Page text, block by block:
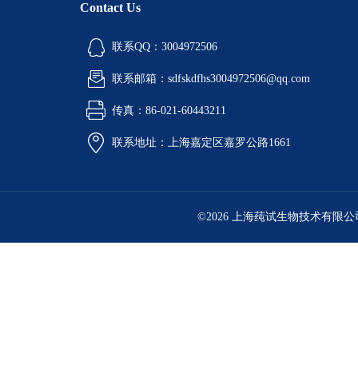
Contact Us
联系QQ：3004972506
联系邮箱：sdfskdfhs3004972506@qq.com
传真：86-021-60443211
联系地址：上海嘉定区嘉罗公路1661
©2026 上海莼试生物技术有限